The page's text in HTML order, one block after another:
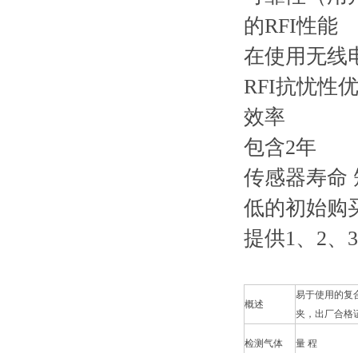
的RFI性能
在使用无线
RFI抗忧性
效率
包含2年
传感器寿命
低的初始购
提供1、2、
概述
易于使用的复
夹，出厂合格
检测气体 量 程